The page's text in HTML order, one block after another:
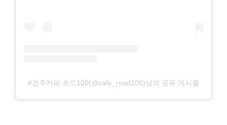
#경주카페 로드100(@cafe_road100)님의 공유 게시물